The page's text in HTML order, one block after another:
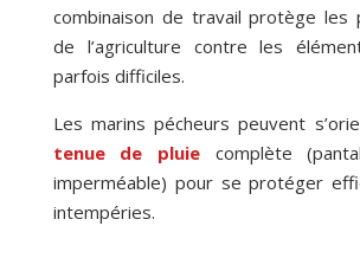
combinaison de travail protège les
de l’agriculture contre les
parfois difficiles.
Les marins pécheurs peuvent
tenue de pluiecomplète
imperméable) pour se protéger
intempéries.